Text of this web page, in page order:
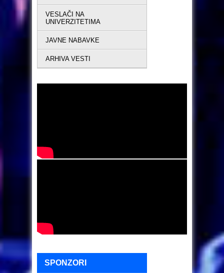
VESLAČI NA
UNIVERZITETIMA
JAVNE NABAVKE
ARHIVA VESTI
SPONZORI